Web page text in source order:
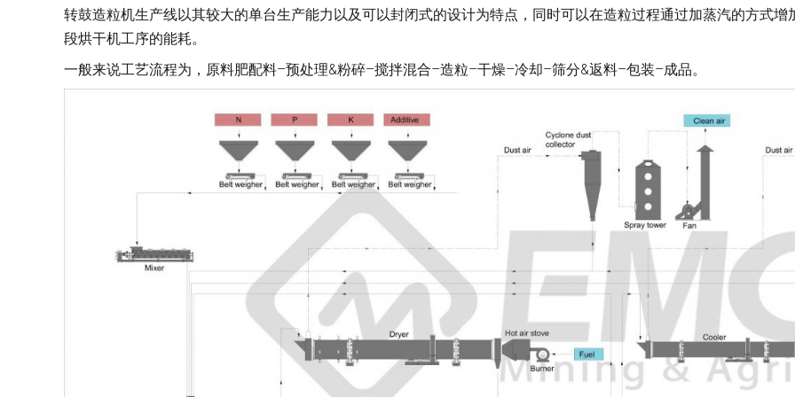
转鼓造粒机生产线以其较大的单台生产能力以及可以封闭式的设计为特点，同时可以在造粒过程通过加蒸汽的方式
段烘干机工序的能耗。
一般来说工艺流程为，原料肥配料–预处理&粉碎–搅拌混合–造粒–干燥–冷却–筛分&返料–包装–成品。